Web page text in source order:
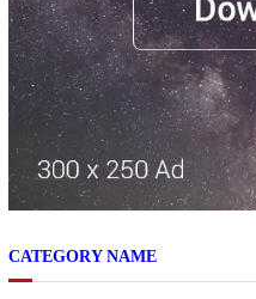
CATEGORY NAME